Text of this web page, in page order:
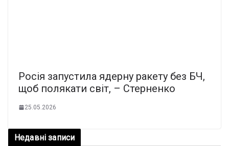
Росія запустила ядерну ракету без БЧ,
щоб полякати світ, – Стерненко
25.05.2026
Недавні записи